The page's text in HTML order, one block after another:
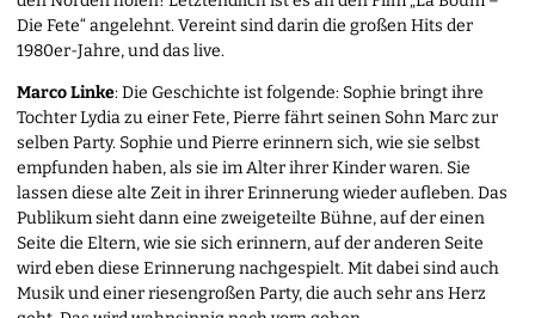
Die Fete“ angelehnt. Vereint sind darin die großen Hits der
1980er-Jahre, und das live.
Marco Linke: Die Geschichte ist folgende: Sophie bringt ihre
Tochter Lydia zu einer Fete, Pierre fährt seinen Sohn Marc zur
selben Party. Sophie und Pierre erinnern sich, wie sie selbst
empfunden haben, als sie im Alter ihrer Kinder waren. Sie
lassen diese alte Zeit in ihrer Erinnerung wieder aufleben. Das
Publikum sieht dann eine zweigeteilte Bühne, auf der einen
Seite die Eltern, wie sie sich erinnern, auf der anderen Seite
wird eben diese Erinnerung nachgespielt. Mit dabei sind auch
Musik und einer riesengroßen Party, die auch sehr ans Herz